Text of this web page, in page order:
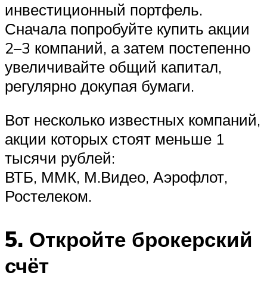
инвестиционный портфель.
Сначала попробуйте купить акции
2–3 компаний, а затем постепенно
увеличивайте общий капитал,
регулярно докупая бумаги.
Вот несколько известных компаний,
акции которых стоят меньше 1
тысячи рублей:
ВТБ, ММК, М.Видео, Аэрофлот,
Ростелеком.
5. Откройте брокерский
счёт